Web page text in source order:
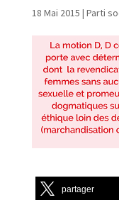
18 Mai 2015 | Parti
partager